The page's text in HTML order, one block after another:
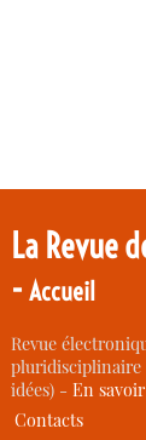
La Revue
-Accueil
Revue
idées) -En
Contacts